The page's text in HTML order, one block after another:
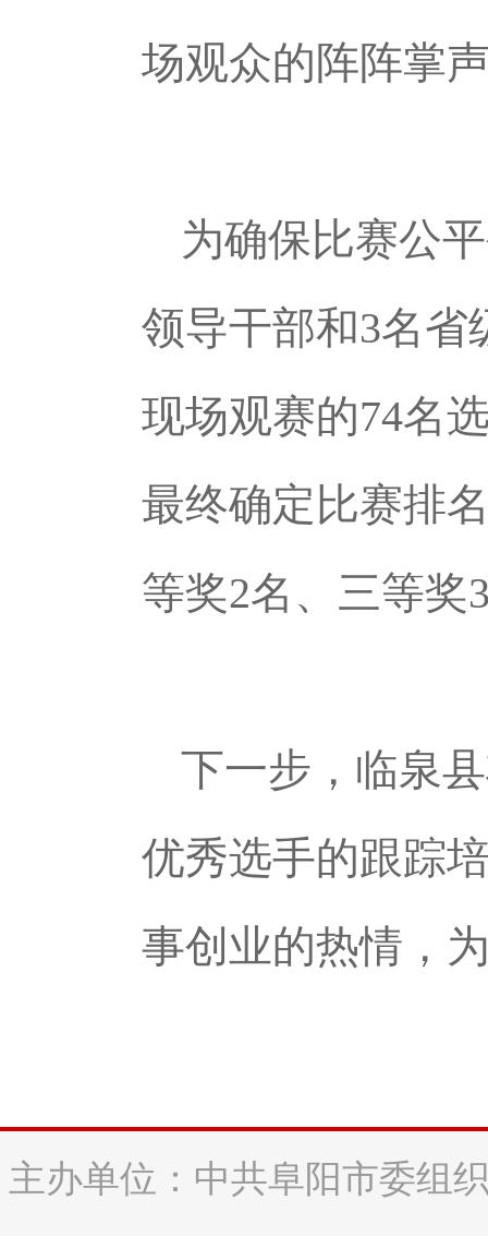
场观众的阵阵掌
为确保比赛公
领导干部和3名省
现场观赛的74名
最终确定比赛排
等奖2名、三等奖
下一步，临泉
优秀选手的跟踪
事创业的热情，
主办单位：中共阜阳市委组